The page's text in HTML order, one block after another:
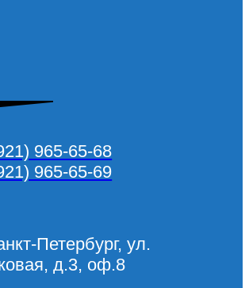
965-65-68
965-65-69
Петербург, ул.
д.3, оф.8